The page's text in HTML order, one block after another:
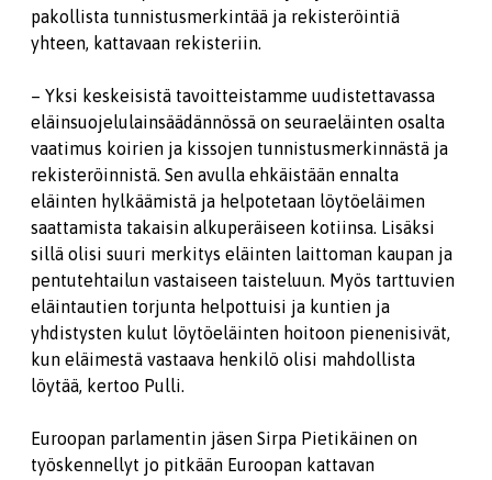
pakollista tunnistusmerkintää ja rekisteröintiä
yhteen, kattavaan rekisteriin.
– Yksi keskeisistä tavoitteistamme uudistettavassa
eläinsuojelulainsäädännössä on seuraeläinten osalta
vaatimus koirien ja kissojen tunnistusmerkinnästä ja
rekisteröinnistä. Sen avulla ehkäistään ennalta
eläinten hylkäämistä ja helpotetaan löytöeläimen
saattamista takaisin alkuperäiseen kotiinsa. Lisäksi
sillä olisi suuri merkitys eläinten laittoman kaupan ja
pentutehtailun vastaiseen taisteluun. Myös tarttuvien
eläintautien torjunta helpottuisi ja kuntien ja
yhdistysten kulut löytöeläinten hoitoon pienenisivät,
kun eläimestä vastaava henkilö olisi mahdollista
löytää, kertoo Pulli.
Euroopan parlamentin jäsen Sirpa Pietikäinen on
työskennellyt jo pitkään Euroopan kattavan